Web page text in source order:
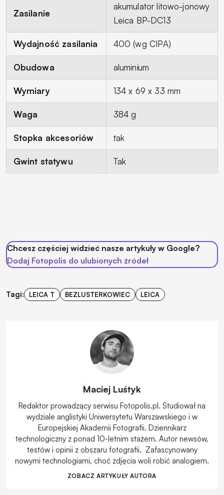
Zasilanie
akumulator litowo-jonowy
Leica BP-DC13
Wydajność zasilania 400 (wg CIPA)
Obudowa aluminium
Wymiary 134 x 69 x 33 mm
Waga 384 g
Stopka akcesoriów tak
Gwint statywu Tak
Chcesz częściej widzieć nasze artykuły w Google?
Dodaj Fotopolis do ulubionych źródeł
Tagi: LEICA T BEZLUSTERKOWIEC LEICA
Maciej Luśtyk
Redaktor prowadzący serwisu Fotopolis.pl. Studiował na
wydziale anglistyki Uniwersytetu Warszawskiego i w
Europejskiej Akademii Fotografii. Dziennikarz
technologiczny z ponad 10-letnim stażem. Autor newsów,
testów i opinii z obszaru fotografii. Zafascynowany
nowymi technologiami, choć zdjęcia woli robić analogiem.
ZOBACZ ARTYKUŁY AUTORA